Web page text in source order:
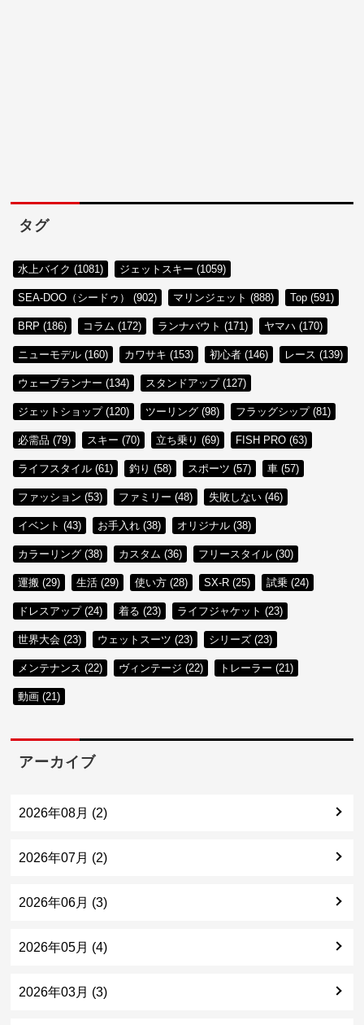
タグ
水上バイク (1081) ジェットスキー (1059)
SEA-DOO（シードゥ） (902) マリンジェット (888) Top (591)
BRP (186) コラム (172) ランナバウト (171) ヤマハ (170)
ニューモデル (160) カワサキ (153) 初心者 (146) レース (139)
ウェーブランナー (134) スタンドアップ (127)
ジェットショップ (120) ツーリング (98) フラッグシップ (81)
必需品 (79) スキー (70) 立ち乗り (69) FISH PRO (63)
ライフスタイル (61) 釣り (58) スポーツ (57) 車 (57)
ファッション (53) ファミリー (48) 失敗しない (46)
イベント (43) お手入れ (38) オリジナル (38)
カラーリング (38) カスタム (36) フリースタイル (30)
運搬 (29) 生活 (29) 使い方 (28) SX-R (25) 試乗 (24)
ドレスアップ (24) 着る (23) ライフジャケット (23)
世界大会 (23) ウェットスーツ (23) シリーズ (23)
メンテナンス (22) ヴィンテージ (22) トレーラー (21)
動画 (21)
アーカイブ
2026年08月 (2)
2026年07月 (2)
2026年06月 (3)
2026年05月 (4)
2026年03月 (3)